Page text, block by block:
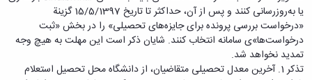
و
پشتیبانی
معاونت
آموزشی
و
تحصیلات
نفت
علوم
انسانی
هنر
و
Now
یا به‌روزرسانی کنند و پس از آن، حداکثر تا تاریخ 15/5/1397 گزینة
«درخواست بررسی پرونده برای جایزه‌های تحصیلی» را در بخش «ثبت
درخواست‌ها»ی سامانه انتخاب کنند. شایان ذکر است این مهلت به هیچ وجه
تمدید نخواهد شد.
تذکر 1. آخرین معدل تحصیلی متقاضیان، از دانشگاه محل تحصیل استعلام